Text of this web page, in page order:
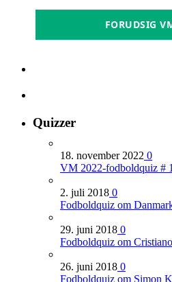
FORUDSIG
Quizzer
18. november 2022 0
VM 2022-fodboldquiz # 1
2. juli 2018 0
Fodboldquiz om
29. juni 2018 0
Fodboldquiz om
26. juni 2018 0
Fodboldquiz om Simon